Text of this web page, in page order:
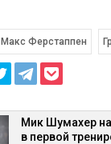
Макс Ферстаппен
Мик Шумахер
в первой